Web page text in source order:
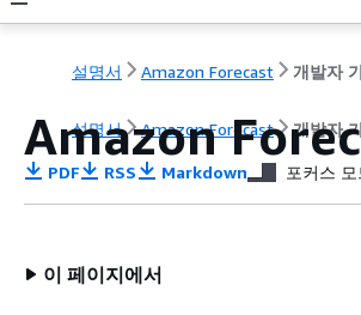
설명서 Amazon Forecast 개발자
설명서 Amazon Forecast 개발자
Amazon
PDF RSS Markdown 포커스 모
이 페이지에서